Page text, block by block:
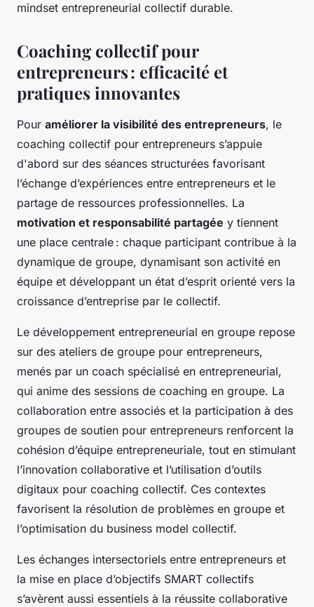
mindset entrepreneurial collectif durable.
Coaching collectif pour
entrepreneurs : efficacité et
pratiques innovantes
Pour améliorer la visibilité des entrepreneurs, le
coaching collectif pour entrepreneurs s’appuie
d'abord sur des séances structurées favorisant
l’échange d’expériences entre entrepreneurs et le
partage de ressources professionnelles. La
motivation et responsabilité partagée y tiennent
une place centrale : chaque participant contribue à la
dynamique de groupe, dynamisant son activité en
équipe et développant un état d’esprit orienté vers la
croissance d’entreprise par le collectif.
Le développement entrepreneurial en groupe repose
sur des ateliers de groupe pour entrepreneurs,
menés par un coach spécialisé en entrepreneurial,
qui anime des sessions de coaching en groupe. La
collaboration entre associés et la participation à des
groupes de soutien pour entrepreneurs renforcent la
cohésion d’équipe entrepreneuriale, tout en stimulant
l’innovation collaborative et l’utilisation d’outils
digitaux pour coaching collectif. Ces contextes
favorisent la résolution de problèmes en groupe et
l’optimisation du business model collectif.
Les échanges intersectoriels entre entrepreneurs et
la mise en place d’objectifs SMART collectifs
s’avèrent aussi essentiels à la réussite collaborative